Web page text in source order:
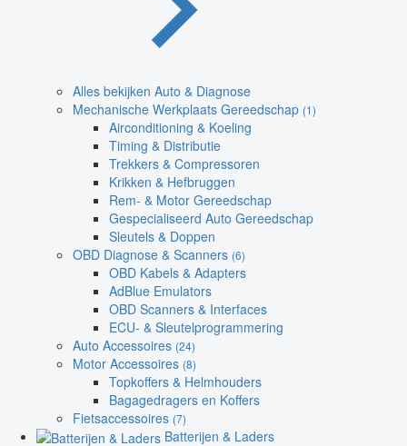
Alles bekijken Auto & Diagnose
Mechanische Werkplaats Gereedschap (1)
Airconditioning & Koeling
Timing & Distributie
Trekkers & Compressoren
Krikken & Hefbruggen
Rem- & Motor Gereedschap
Gespecialiseerd Auto Gereedschap
Sleutels & Doppen
OBD Diagnose & Scanners (6)
OBD Kabels & Adapters
AdBlue Emulators
OBD Scanners & Interfaces
ECU- & Sleutelprogrammering
Auto Accessoires (24)
Motor Accessoires (8)
Topkoffers & Helmhouders
Bagagedragers en Koffers
Fietsaccessoires (7)
Batterijen & Laders